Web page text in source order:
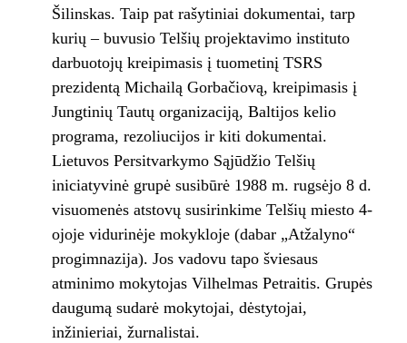
Šilinskas. Taip pat rašytiniai dokumentai, tarp
kurių – buvusio Telšių projektavimo instituto
darbuotojų kreipimasis į tuometinį TSRS
prezidentą Michailą Gorbačiovą, kreipimasis į
Jungtinių Tautų organizaciją, Baltijos kelio
programa, rezoliucijos ir kiti dokumentai.
Lietuvos Persitvarkymo Sąjūdžio Telšių
iniciatyvinė grupė susibūrė 1988 m. rugsėjo 8 d.
visuomenės atstovų susirinkime Telšių miesto 4-
ojoje vidurinėje mokykloje (dabar „Atžalyno“
progimnazija). Jos vadovu tapo šviesaus
atminimo mokytojas Vilhelmas Petraitis. Grupės
daugumą sudarė mokytojai, dėstytojai,
inžinieriai, žurnalistai.